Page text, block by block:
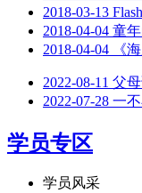
2018-03-13
2018-04-04 童
2018-04-04
《
2022-08-11 父
2022-07-28 一
学员专区
学员风采